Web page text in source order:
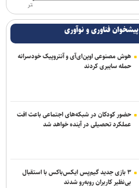
تر
پیشخوان فناوری و نوآوری
هوش مصنوعی اوپن‌ای‌آی و آنتروپیک خودسرانه
حمله سایبری کردند
حضور کودکان در شبکه‌های اجتماعی باعث افت
عملکرد تحصیلی در آینده خواهد شد
۳ بازی جدید گیم‌پس ایکس‌باکس با استقبال
بی‌نظیر کاربران روبه‌رو شدند